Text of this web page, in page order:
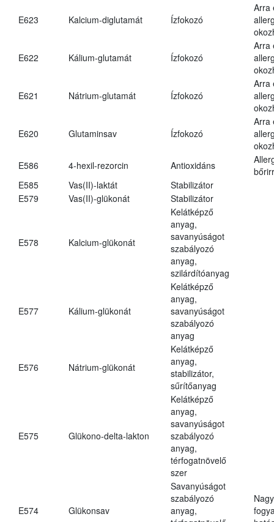
E623 Kalcium-diglutamát Ízfokozó
Arra
E622 Kálium-glutamát Ízfokozó
Arra
E621 Nátrium-glutamát Ízfokozó
Arra
E620 Glutaminsav Ízfokozó
Arra
E586
4-hexil-rezorcin Antioxidáns
E585
Vas(II)-laktát
Stabilizátor
E579
Vas(II)-glükonát Stabilizátor
E578 Kalcium-glükonát
Kelátképző
anyag,
savanyúságot
szabályozó
anyag,
szilárdítóanyag
E577 Kálium-glükonát
Kelátképző
anyag,
savanyúságot
szabályozó
anyag
E576 Nátrium-glükonát
Kelátképző
anyag,
stabilizátor,
sűrítőanyag
E575 Glükono-delta-lakton
Kelátképző
anyag,
savanyúságot
szabályozó
anyag,
térfogatnövelő
szer
E574 Glükonsav
Savanyúságot
szabályozó
anyag,